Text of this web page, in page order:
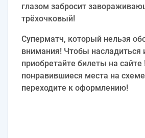
глазом забросит
трёхочковый!
Суперматч, который нельзя
внимания! Чтобы
приобретайте билеты на
понравившиеся места на
переходите к оформлению!